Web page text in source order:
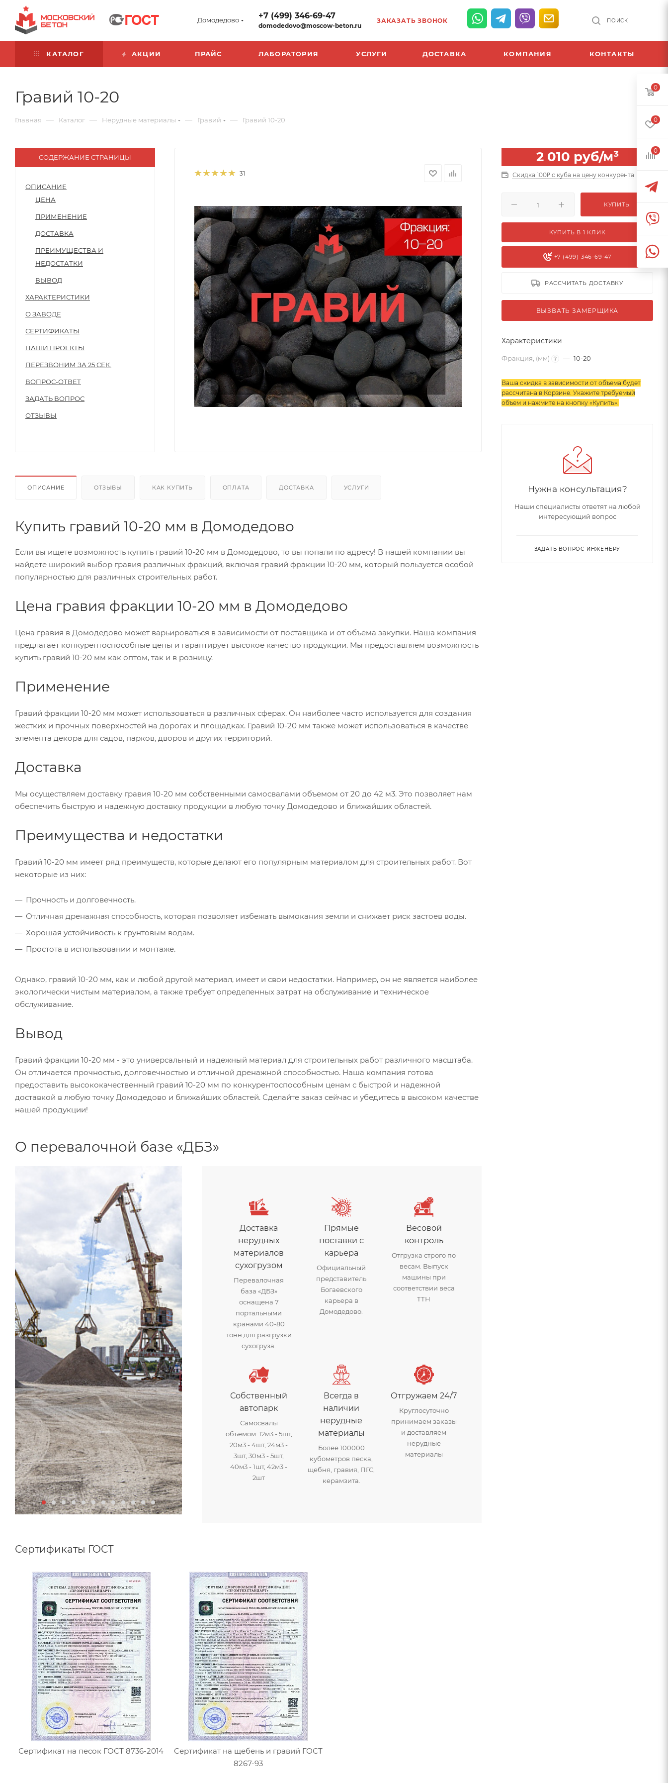
Домодедово +7 (499) 346-69-47
domodedovo@moscow-beton.ru
ЗАКАЗАТЬ ЗВОНОК ПОИСК
КАТАЛОГ АКЦИИ ПРАЙС ЛАБОРАТОРИЯ УСЛУГИ ДОСТАВКА КОМПАНИЯ КОНТАКТЫ
Гравий 10-20
Главная — Каталог — Нерудные материалы — Гравий — Гравий 10-20
СОДЕРЖАНИЕ СТРАНИЦЫ
ОПИСАНИЕ
ЦЕНА
ПРИМЕНЕНИЕ
ДОСТАВКА
ПРЕИМУЩЕСТВА И
НЕДОСТАТКИ
ВЫВОД
ХАРАКТЕРИСТИКИ
О ЗАВОДЕ
СЕРТИФИКАТЫ
НАШИ ПРОЕКТЫ
ПЕРЕЗВОНИМ ЗА 25 СЕК.
ВОПРОС-ОТВЕТ
ЗАДАТЬ ВОПРОС
ОТЗЫВЫ
31
ОПИСАНИЕ ОТЗЫВЫ КАК КУПИТЬ ОПЛАТА ДОСТАВКА УСЛУГИ
Купить гравий 10-20 мм в Домодедово
Если вы ищете возможность купить гравий 10-20 мм в Домодедово, то вы попали по адресу! В нашей компании вы
найдете широкий выбор гравия различных фракций, включая гравий фракции 10-20 мм, который пользуется особой
популярностью для различных строительных работ.
Цена гравия фракции 10-20 мм в Домодедово
Цена гравия в Домодедово может варьироваться в зависимости от поставщика и от объема закупки. Наша компания
предлагает конкурентоспособные цены и гарантирует высокое качество продукции. Мы предоставляем возможность
купить гравий 10-20 мм как оптом, так и в розницу.
Применение
Гравий фракции 10-20 мм может использоваться в различных сферах. Он наиболее часто используется для создания
жестких и прочных поверхностей на дорогах и площадках. Гравий 10-20 мм также может использоваться в качестве
элемента декора для садов, парков, дворов и других территорий.
Доставка
Мы осуществляем доставку гравия 10-20 мм собственными самосвалами объемом от 20 до 42 м3. Это позволяет нам
обеспечить быструю и надежную доставку продукции в любую точку Домодедово и ближайших областей.
Преимущества и недостатки
Гравий 10-20 мм имеет ряд преимуществ, которые делают его популярным материалом для строительных работ. Вот
некоторые из них:
Прочность и долговечность.
Отличная дренажная способность, которая позволяет избежать вымокания земли и снижает риск застоев воды.
Хорошая устойчивость к грунтовым водам.
Простота в использовании и монтаже.
Однако, гравий 10-20 мм, как и любой другой материал, имеет и свои недостатки. Например, он не является наиболее
экологически чистым материалом, а также требует определенных затрат на обслуживание и техническое
обслуживание.
Вывод
Гравий фракции 10-20 мм - это универсальный и надежный материал для строительных работ различного масштаба.
Он отличается прочностью, долговечностью и отличной дренажной способностью. Наша компания готова
предоставить высококачественный гравий 10-20 мм по конкурентоспособным ценам с быстрой и надежной
доставкой в любую точку Домодедово и ближайших областей. Сделайте заказ сейчас и убедитесь в высоком качестве
нашей продукции!
О перевалочной базе «ДБЗ»
Доставка
нерудных
материалов
сухогрузом
Перевалочная
база «ДБЗ»
оснащена 7
портальными
кранами 40-80
тонн для разгрузки
сухогруза.
Прямые
поставки с
карьера
Официальный
представитель
Богаевского
карьера в
Домодедово.
Весовой
контроль
Отгрузка строго по
весам. Выпуск
машины при
соответствии веса
ТТН
Собственный
автопарк
Самосвалы
объемом: 12м3 - 5шт,
20м3 - 4шт, 24м3 -
3шт, 30м3 - 5шт,
40м3 - 1шт, 42м3 -
2шт
Всегда в
наличии
нерудные
материалы
Более 100000
кубометров песка,
щебня, гравия, ПГС,
керамзита.
Отгружаем 24/7
Круглосуточно
принимаем заказы
и доставляем
нерудные
материалы
Сертификаты ГОСТ
Сертификат на песок ГОСТ 8736-2014
Сертификат на щебень и гравий ГОСТ
8267-93
2 010 руб/м³
Скидка 100₽ с куба на цену конкурента
КУПИТЬ
КУПИТЬ В 1 КЛИК
+7 (499) 346-69-47
РАССЧИТАТЬ ДОСТАВКУ
ВЫЗВАТЬ ЗАМЕРЩИКА
Характеристики
Фракция, (мм) ? — 10-20
Ваша скидка в зависимости от объема будет
рассчитана в Корзине. Укажите требуемый
объем и нажмите на кнопку «Купить».
Нужна консультация?
Наши специалисты ответят на любой
интересующий вопрос
ЗАДАТЬ ВОПРОС ИНЖЕНЕРУ
0
0
0